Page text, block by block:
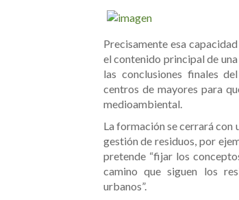
Precisamente esa
el contenido principal de
las conclusiones finales
centros de mayores para
medioambiental.
La formación se cerrará con
gestión de residuos, por
pretende “fijar los
camino que siguen los
urbanos”.